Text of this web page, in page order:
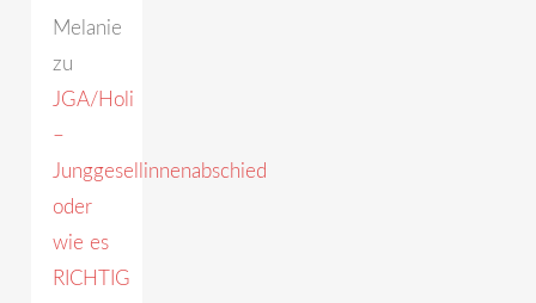
Melanie
zu
JGA/Holi
–
Junggesellinnenabschied
oder
wie es
RICHTIG